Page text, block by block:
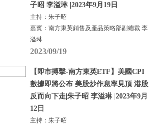
子昭 李溢琳 |2023年9月19日
主持：朱子昭
嘉賓：南方東英銷售及產品策略部副總裁 李
溢琳
2023/09/19
【即市搏擊-南方東英ETF】美國CPI
數據即將公布 美股炒作息率見頂 港股
反而向下走|朱子昭 李溢琳 |2023年9月
12日
主持：朱子昭